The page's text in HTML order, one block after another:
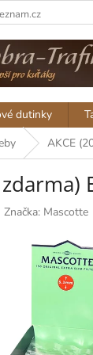
dutinky
AKCE
Značka: Mascotte